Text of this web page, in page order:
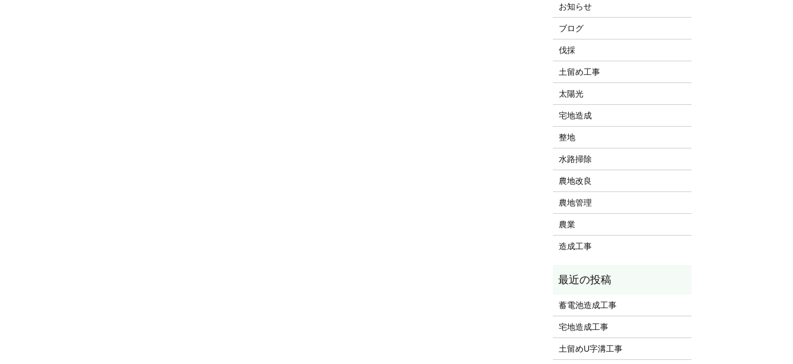
お知らせ
ブログ
伐採
土留め工事
太陽光
宅地造成
整地
水路掃除
農地改良
農地管理
農業
造成工事
蓄電池造成工事
宅地造成工事
土留めU字溝工事